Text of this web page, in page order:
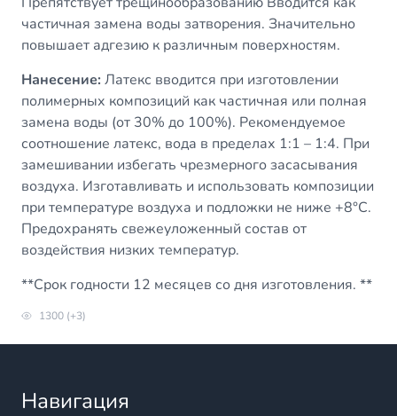
частичная замена воды затворения. Значительно
повышает адгезию к различным поверхностям.
Нанесение: Латекс вводится при изготовлении
полимерных композиций как частичная или полная
замена воды (от 30% до 100%). Рекомендуемое
соотношение латекс, вода в пределах 1:1 – 1:4. При
замешивании избегать чрезмерного засасывания
воздуха. Изготавливать и использовать композиции
при температуре воздуха и подложки не ниже +8°С.
Предохранять свежеуложенный состав от
воздействия низких температур.
**Срок годности 12 месяцев со дня изготовления. **
1300 (+3)
Навигация